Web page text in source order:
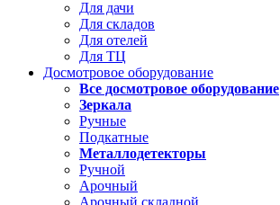
Для дачи
Для складов
Для отелей
Для ТЦ
Досмотровое оборудование
Все досмотровое оборудование
Зеркала
Ручные
Подкатные
Металлодетекторы
Ручной
Арочный
Арочный складной